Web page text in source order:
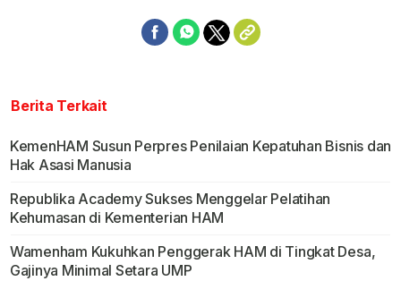
Berita Terkait
KemenHAM Susun Perpres Penilaian Kepatuhan Bisnis dan
Hak Asasi Manusia
Republika Academy Sukses Menggelar Pelatihan
Kehumasan di Kementerian HAM
Wamenham Kukuhkan Penggerak HAM di Tingkat Desa,
Gajinya Minimal Setara UMP